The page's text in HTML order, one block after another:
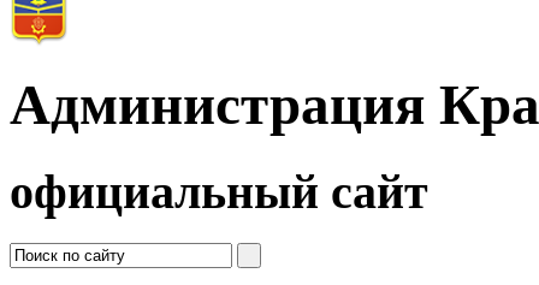
Администрация
официальный сайт